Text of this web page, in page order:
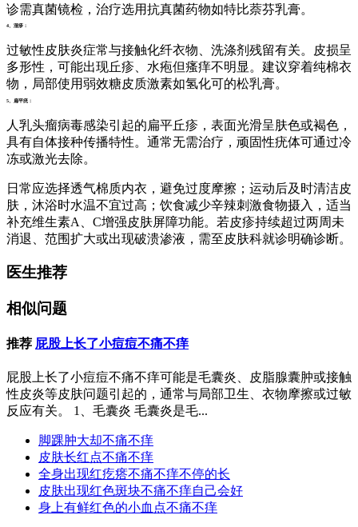
诊需真菌镜检，治疗选用抗真菌药物如特比萘芬乳膏。
4、湿疹：
过敏性皮肤炎症常与接触化纤衣物、洗涤剂残留有关。皮损呈
多形性，可能出现丘疹、水疱但瘙痒不明显。建议穿着纯棉衣
物，局部使用弱效糖皮质激素如氢化可的松乳膏。
5、扁平疣：
人乳头瘤病毒感染引起的扁平丘疹，表面光滑呈肤色或褐色，
具有自体接种传播特性。通常无需治疗，顽固性疣体可通过冷
冻或激光去除。
日常应选择透气棉质内衣，避免过度摩擦；运动后及时清洁皮
肤，沐浴时水温不宜过高；饮食减少辛辣刺激食物摄入，适当
补充维生素A、C增强皮肤屏障功能。若皮疹持续超过两周未
消退、范围扩大或出现破溃渗液，需至皮肤科就诊明确诊断。
医生推荐
相似问题
推荐 屁股上长了小痘痘不痛不痒
屁股上长了小痘痘不痛不痒可能是毛囊炎、皮脂腺囊肿或接触
性皮炎等皮肤问题引起的，通常与局部卫生、衣物摩擦或过敏
反应有关。 1、毛囊炎 毛囊炎是毛...
脚踝肿大却不痛不痒
皮肤长红点不痛不痒
全身出现红疙瘩不痛不痒不停的长
皮肤出现红色斑块不痛不痒自己会好
身上有鲜红色的小血点不痛不痒